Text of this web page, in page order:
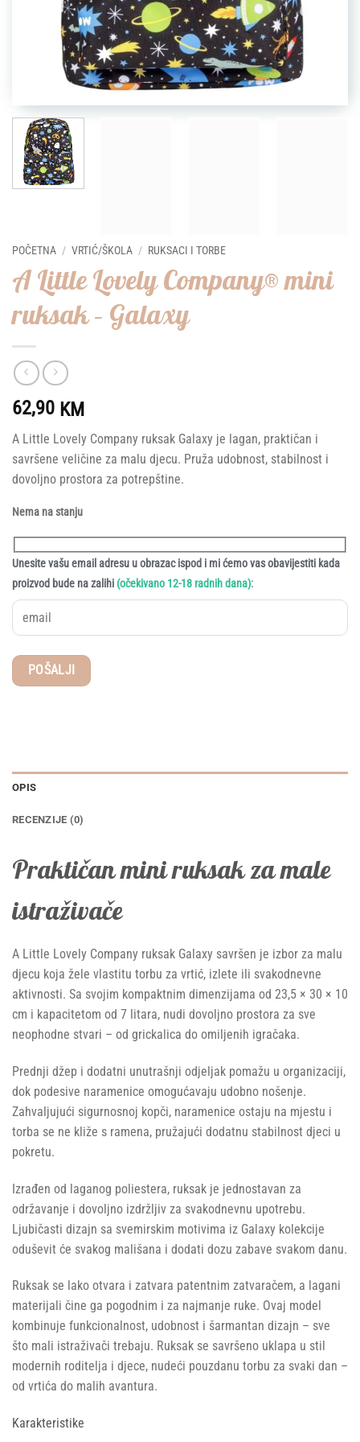
POČETNA / VRTIĆ/ŠKOLA / RUKSACI I TORBE
A Little Lovely Company® mini
ruksak – Galaxy
62,90 KM
A Little Lovely Company ruksak Galaxy je lagan, praktičan i
savršene veličine za malu djecu. Pruža udobnost, stabilnost i
dovoljno prostora za potrepštine.
Nema na stanju
Unesite vašu email adresu u obrazac ispod i mi ćemo vas obavijestiti kada
proizvod bude na zalihi (očekivano 12-18 radnih dana):
OPIS
RECENZIJE (0)
Praktičan mini ruksak za male
istraživače
A Little Lovely Company ruksak Galaxy savršen je izbor za malu
djecu koja žele vlastitu torbu za vrtić, izlete ili svakodnevne
aktivnosti. Sa svojim kompaktnim dimenzijama od 23,5 × 30 × 10
cm i kapacitetom od 7 litara, nudi dovoljno prostora za sve
neophodne stvari – od grickalica do omiljenih igračaka.
Prednji džep i dodatni unutrašnji odjeljak pomažu u organizaciji,
dok podesive naramenice omogućavaju udobno nošenje.
Zahvaljujući sigurnosnoj kopči, naramenice ostaju na mjestu i
torba se ne kliže s ramena, pružajući dodatnu stabilnost djeci u
pokretu.
Izrađen od laganog poliestera, ruksak je jednostavan za
održavanje i dovoljno izdržljiv za svakodnevnu upotrebu.
Ljubičasti dizajn sa svemirskim motivima iz Galaxy kolekcije
oduševit će svakog mališana i dodati dozu zabave svakom danu.
Ruksak se lako otvara i zatvara patentnim zatvaračem, a lagani
materijali čine ga pogodnim i za najmanje ruke. Ovaj model
kombinuje funkcionalnost, udobnost i šarmantan dizajn – sve
što mali istraživači trebaju. Ruksak se savršeno uklapa u stil
modernih roditelja i djece, nudeći pouzdanu torbu za svaki dan –
od vrtića do malih avantura.
Karakteristike